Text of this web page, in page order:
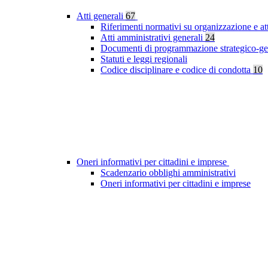
Atti generali 67
Riferimenti normativi su organizzazione e
Atti amministrativi generali 24
Documenti di programmazione strategico-
Statuti e leggi regionali
Codice disciplinare e codice di condotta 10
Oneri informativi per cittadini e imprese
Scadenzario obblighi amministrativi
Oneri informativi per cittadini e imprese